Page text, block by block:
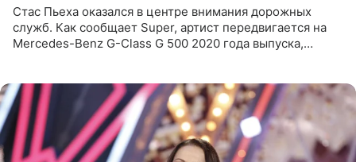
Стас Пьеха оказался в центре внимания дорожных
служб. Как сообщает Super, артист передвигается на
Mercedes-Benz G-Class G 500 2020 года выпуска,